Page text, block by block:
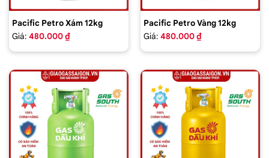
Pacific Petro Xám 12kg
Giá: 480.000 ₫
Pacific Petro Vàng 12kg
Giá: 480.000 ₫